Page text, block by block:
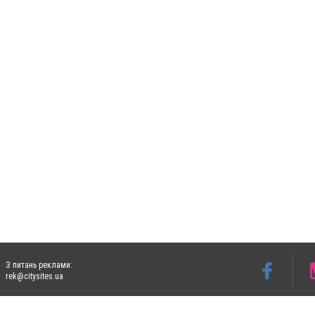
З питань реклами:
rek@citysites.ua